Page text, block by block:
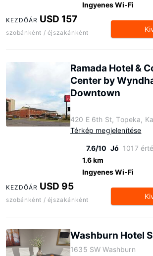
Ingyenes Wi-Fi
KEZDŐÁR USD 157
szobánként / éjszakánként
Ramada Hotel &
Center by
Downtown
420 E 6th St, Topeka,
Térkép megjelenítése
7.6/10 Jó 1017
1.6 km
Ingyenes Wi-Fi
KEZDŐÁR USD 95
szobánként / éjszakánként
Washburn Hotel
1635 SW Washburn